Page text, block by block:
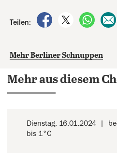
Teilen:
auf Facebook teilen
auf X teilen
per
Mehr Berliner Schnuppen
Mehr aus diesem
Dienstag, 16.01.2024
bis 1°C